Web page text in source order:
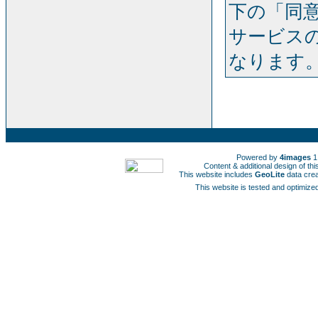
下の「同
サービス
なります
Powered by 4images
Content & additional design of
This website includes GeoLite data
This website is tested and